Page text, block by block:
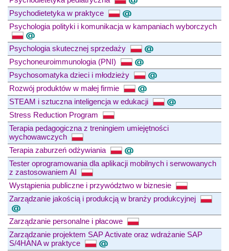
Psychodietetyka w praktyce
Psychologia polityki i komunikacja w kampaniach wyborczych
Psychologia skutecznej sprzedaży
Psychoneuroimmunologia (PNI)
Psychosomatyka dzieci i młodzieży
Rozwój produktów w małej firmie
STEAM i sztuczna inteligencja w edukacji
Stress Reduction Program
Terapia pedagogiczna z treningiem umiejętności
wychowawczych
Terapia zaburzeń odżywiania
Tester oprogramowania dla aplikacji mobilnych i serwowanych
z zastosowaniem AI
Wystąpienia publiczne i przywództwo w biznesie
Zarządzanie jakością i produkcją w branży produkcyjnej
Zarządzanie personalne i płacowe
Zarządzanie projektem SAP Activate oraz wdrażanie SAP
S/4HANA w praktyce